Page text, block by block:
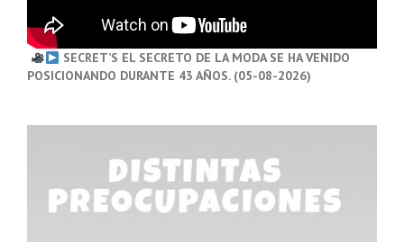
SECRET’S EL SECRETO DE LA MODA SE HA VENIDO
POSICIONANDO DURANTE 43 AÑOS. (05-08-2026)